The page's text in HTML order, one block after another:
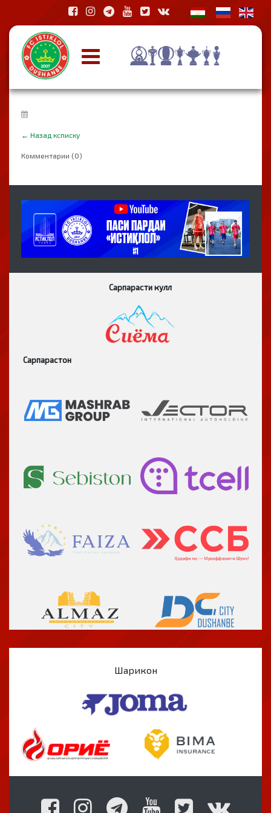
← Назад ксписку
Комментарии (0)
Сарпарасти кулл
Сарпарастон
Шарикон